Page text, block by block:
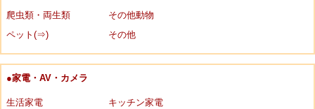
爬虫類・両生類
その他動物
ペット(⇒)
その他
●家電・AV・カメラ
生活家電
キッチン家電